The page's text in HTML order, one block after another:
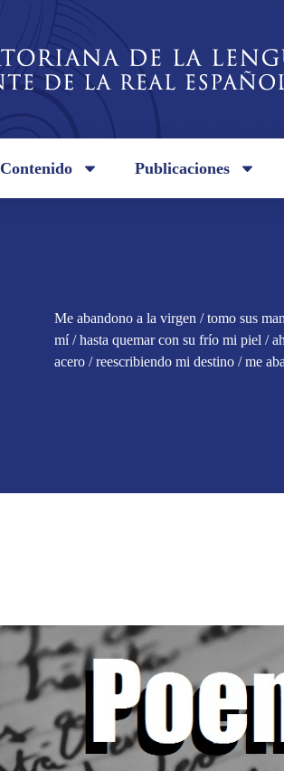
Contenido Publicaciones
Me abandono a la virgen / tomo sus
mí / hasta quemar con su frío mi piel /
acero / reescribiendo mi destino / me